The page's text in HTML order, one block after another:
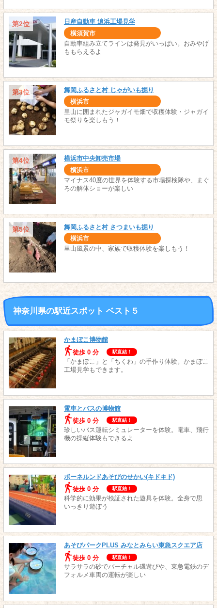
第2位 日産自動車 追浜工場見学
横須賀市
自動車組み立てラインは発見がいっぱい。おみやげ
ももらえるよ
第3位 舞岡ふるさと村 じゃがいも掘り
横浜市
里山に囲まれたジャガイモ畑で収穫体験・ジャガイ
モ祭りを楽しもう！
第4位 横浜市中央卸売市場
横浜市
マイナス40度の世界を体験する市場探検隊や、まぐ
ろの解体ショーが楽しい
第5位 舞岡ふるさと村 さつまいも掘り
横浜市
里山風景の中、家族で収穫体験を楽しもう！
神奈川県の駅近スポット ベスト５
かまぼこ博物館
徒歩 0 分
駅直結！
「かまぼこ」と「ちくわ」の手作り体験。かまぼこ
工場見学もできます。
電車とバスの博物館
徒歩 0 分
駅直結！
珍しいバス運転シミュレーターを体験。電車、飛行
機の操縦体験もできるよ
ボーネルンドあそびのせかい(キドキド)
徒歩 0 分
駅直結！
科学的に効果が検証された遊具を体験。全身で思
いっきり遊ぼう
あそびパークPLUS みなとみらい東急スクエア店
徒歩 0 分
駅直結！
サラサラの砂でバーチャル磯遊びや、東急電鉄のデ
フォルメ車両の運転が楽しい